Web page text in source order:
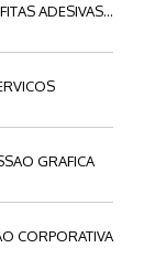
ADESIVAS...
GRAFICA
CORPORATIVA